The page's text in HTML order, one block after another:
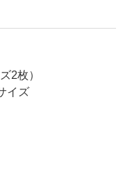
2枚）
イズ